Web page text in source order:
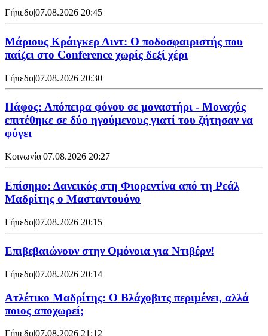
Γήπεδο|07.08.2026 20:45
Μάριους Κράιγκερ Λιντ: Ο ποδοσφαιριστής που
παίζει στο Conference χωρίς δεξί χέρι
Γήπεδο|07.08.2026 20:30
Πάφος: Απόπειρα φόνου σε μοναστήρι - Μοναχός
επιτέθηκε σε δύο ηγούμενους γιατί του ζήτησαν να
φύγει
Κοινωνία|07.08.2026 20:27
Επίσημο: Δανεικός στη Φιορεντίνα από τη Ρεάλ
Μαδρίτης ο Μασταντουόνο
Γήπεδο|07.08.2026 20:15
Επιβεβαιώνουν στην Ομόνοια για Ντιβέρν!
Γήπεδο|07.08.2026 20:14
Ατλέτικο Μαδρίτης: Ο Βλάχοβιτς περιμένει, αλλά
ποιος αποχωρεί;
Γήπεδο|07.08.2026 21:12